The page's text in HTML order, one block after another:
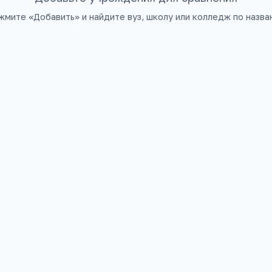
«Добавить» и найдите вуз, школу или колледж по